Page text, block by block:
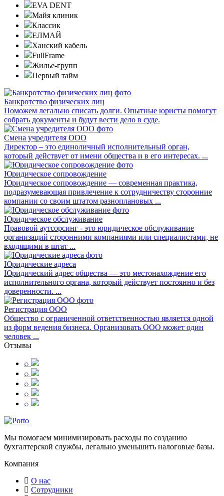
EVA DENT
Майя клиник
Классик
ЕЛМАЙ
Ханский кабель
FullFrame
Жилье-групп
Первый тайм
Банкротство физических лиц
Поможем легально списать долги. Опытные юристы помогут
собрать документы и будут вести дело в суде.
Смена учредителя ООО
Директор – это единоличный исполнительный орган,
который действует от имени общества и в его интересах. ...
Юридическое сопровождение
Юридическое сопровождение — современная практика,
подразумевающая привлечение к сотрудничеству сторонние
компании со своим штатом разноплановых ...
Юридическое обслуживание
Правовой аутсорсинг - это юридическое обслуживание
организаций сторонними компаниями или специалистами, не
входящими в штат ...
Юридические адреса
Юридический адрес общества — это местонахождение его
исполнительного органа, который действует постоянно и без
доверенности. ...
Регистрация ООО
Общество с ограниченной ответственностью является одной
из форм ведения бизнеса. Организовать ООО может один
человек ...
Отзывы
⌕
⌕
⌕
⌕
⌕
Мы помогаем минимизировать расходы по созданию
бухгалтерской службы, легально уменьшить налоговые базы.
Компания
О нас
Сотрудники